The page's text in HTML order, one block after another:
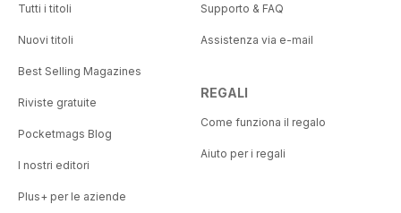
Tutti i titoli
Nuovi titoli
Best Selling Magazines
Riviste gratuite
Pocketmags Blog
I nostri editori
Plus+ per le aziende
Supporto & FAQ
Assistenza via e-mail
REGALI
Come funziona il regalo
Aiuto per i regali